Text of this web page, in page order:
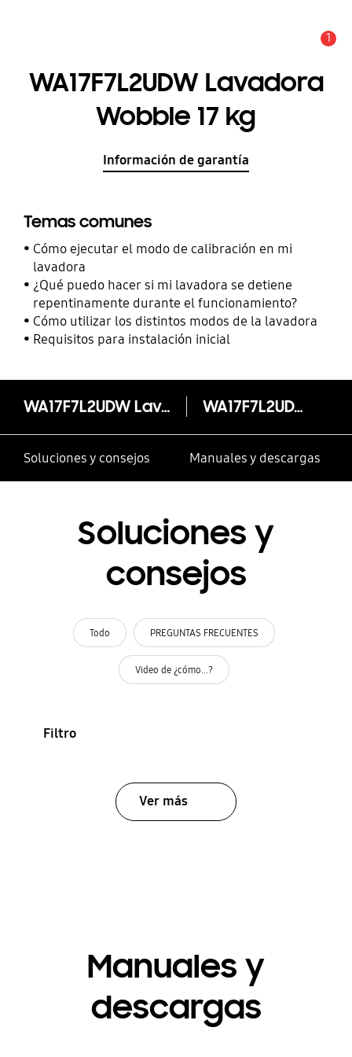
1
WA17F7L2UDW Lavadora
Wobble 17 kg
Información de garantía
Temas comunes
Cómo ejecutar el modo de calibración en mi
lavadora
¿Qué puedo hacer si mi lavadora se detiene
repentinamente durante el funcionamiento?
Cómo utilizar los distintos modos de la lavadora
Requisitos para instalación inicial
WA17F7L2UDW Lavadora Wobble 17 kg WA17F7L2UDW/PE
Soluciones y consejos Manuales y descargas
Soluciones y
consejos
Todo PREGUNTAS FRECUENTES
Video de ¿cómo...?
Filtro
Ver más
Manuales y
descargas